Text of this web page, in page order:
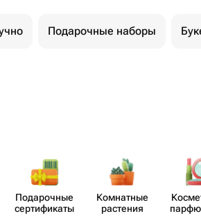
Подарочные наборы
Пода​рочные
серти​фикаты
Комнатные
растения